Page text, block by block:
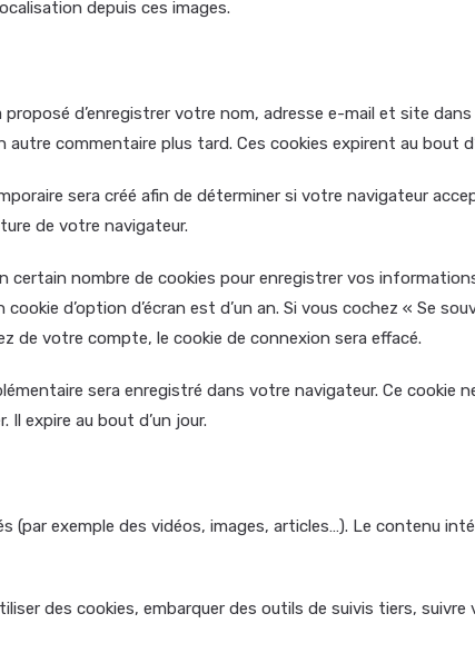
depuis ces images.
d’enregistrer votre nom, adresse e-mail et site
commentaire plus tard. Ces cookies expirent au bout
sera créé afin de déterminer si votre navigateur
de votre navigateur.
nombre de cookies pour enregistrer vos
d’option d’écran est d’un an. Si vous cochez « Se
de votre compte, le cookie de connexion sera effacé.
sera enregistré dans votre navigateur. Ce cookie
Il expire au bout d’un jour.
exemple des vidéos, images, articles…). Le contenu
des cookies, embarquer des outils de suivis tiers,